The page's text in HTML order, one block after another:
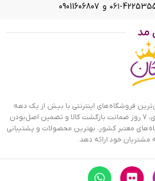
مردانه فلزی
رنگ ثابت و ضدحساسیت است. اگر
صفحه‌ی این ساعت به رنگ مشکی است
آن، قهوه‌ای دیده می‌شود و یک طرح
به این نوع ساعت‌ها اصطلاحا زیر
ثانیه می‌گویند. در کنار موقعیت ساعت ۳، یک مربع کوچک وجود
مد
فروشگاه‌های اینترنتی با بیش از یک دهه
تجربه، با پایبندی به دو اصل کلیدی، ۷ روز ضمانت بازگشت کالا و تضمین اصل‌بودن
معتبر کشور، بهترین محصولات و پشتیبانی
مشتریان خود ارائه دهد.